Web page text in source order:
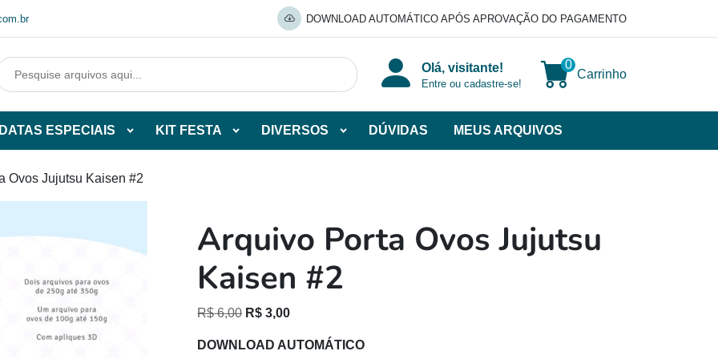
DOWNLOAD AUTOMÁTICO APÓS APROVAÇÃO DO PAGAMENTO
Olá, visitante!
Entre ou cadastre-se!
0
Carrinho
DATAS ESPECIAIS
de
KIT FESTA DIVERSOS DÚVIDAS MEUS ARQUIVOS
Ovos Jujutsu Kaisen #2
Arquivo Porta Ovos Jujutsu
Kaisen #2
R$6,00 O
original
R$ 3,00O
atual
DOWNLOAD AUTOMÁTICO